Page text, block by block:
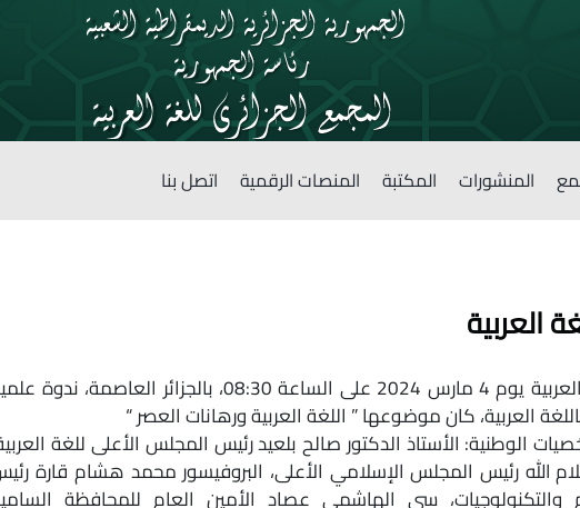
المنشورات المكتبة المنصات الرقمية اتصل بنا
العربية
نظم المجمع الجزائري للغة العربية يوم 4 مارس 2024 على الساعة 08:30، بالجزائر العاصمة،
العربية، كان موضوعها ” اللغة العربية ورهانات العصر “
الوطنية: الأستاذ الدكتور صالح بلعيد رئيس المجلس الأعلى للغة
غلام الله رئيس المجلس الإسلامي الأعلى، البروفيسور محمد هشام قارة
والتكنولوجيات، سي الهاشمي عصاد الأمين العام للمحافظة